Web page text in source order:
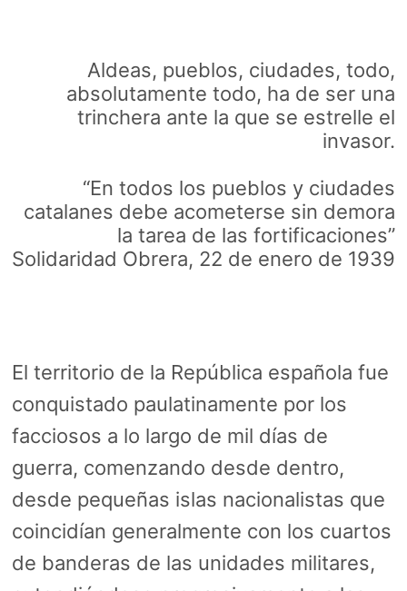
Aldeas, pueblos, ciudades, todo,
absolutamente todo, ha de ser una
trinchera ante la que se estrelle el
invasor.
“En todos los pueblos y ciudades
catalanes debe acometerse sin demora
la tarea de las fortificaciones”
Solidaridad Obrera, 22 de enero de 1939
El territorio de la República española fue
conquistado paulatinamente por los
facciosos a lo largo de mil días de
guerra, comenzando desde dentro,
desde pequeñas islas nacionalistas que
coincidían generalmente con los cuartos
de banderas de las unidades militares,